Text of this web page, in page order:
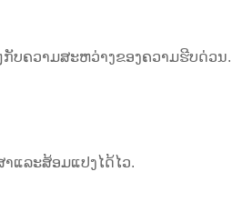
ກັບຄວາມສະຫວ່າງຂອງຄວາມຮີບດ່ວນ.
ແລະສ້ອມແປງໄດ້ໄວ.